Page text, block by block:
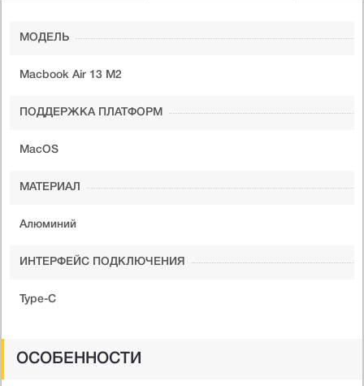
МОДЕЛЬ
Macbook Air 13 M2
ПОДДЕРЖКА ПЛАТФОРМ
MacOS
МАТЕРИАЛ
Алюминий
ИНТЕРФЕЙС ПОДКЛЮЧЕНИЯ
Type-C
ОСОБЕННОСТИ